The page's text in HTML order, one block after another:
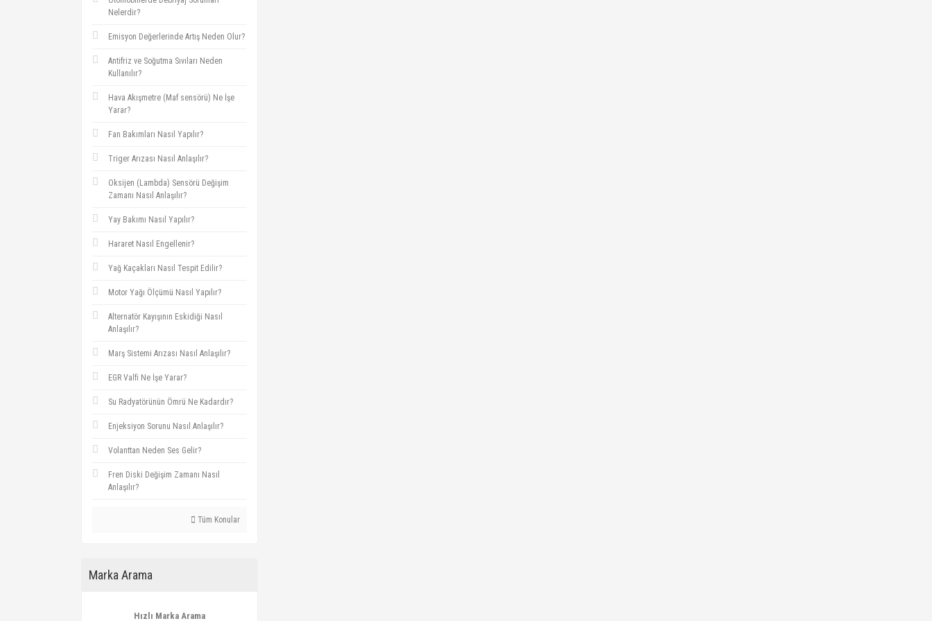
Nelerdir?
Emisyon Değerlerinde Artış Neden Olur?
Antifriz ve Soğutma Sıvıları Neden
Kullanılır?
Hava Akışmetre (Maf sensörü) Ne İşe
Yarar?
Fan Bakımları Nasıl Yapılır?
Triger Arızası Nasıl Anlaşılır?
Oksijen (Lambda) Sensörü Değişim
Zamanı Nasıl Anlaşılır?
Yay Bakımı Nasıl Yapılır?
Hararet Nasıl Engellenir?
Yağ Kaçakları Nasıl Tespit Edilir?
Motor Yağı Ölçümü Nasıl Yapılır?
Alternatör Kayışının Eskidiği Nasıl
Anlaşılır?
Marş Sistemi Arızası Nasıl Anlaşılır?
EGR Valfi Ne İşe Yarar?
Su Radyatörünün Ömrü Ne Kadardır?
Enjeksiyon Sorunu Nasıl Anlaşılır?
Volanttan Neden Ses Gelir?
Fren Diski Değişim Zamanı Nasıl
Anlaşılır?
Tüm Konular
Marka Arama
Hızlı Marka Arama